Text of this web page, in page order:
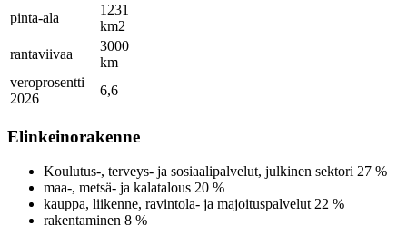
pinta-ala
1231
km2
rantaviivaa
3000
km
veroprosentti
2026
6,6
Elinkeinorakenne
Koulutus-, terveys- ja sosiaalipalvelut, julkinen sektori 27 %
maa-, metsä- ja kalatalous 20 %
kauppa, liikenne, ravintola- ja majoituspalvelut 22 %
rakentaminen 8 %